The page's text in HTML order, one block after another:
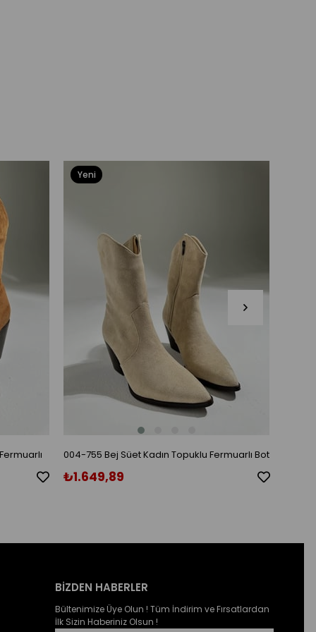
004-755 Bej Süet Kadın Topuklu Fermuarlı Bot
₺1.649,89
Yeni
BİZDEN HABERLER
Bültenimize Üye Olun ! Tüm İndirim ve Fırsatlardan
İlk Sizin Haberiniz Olsun !